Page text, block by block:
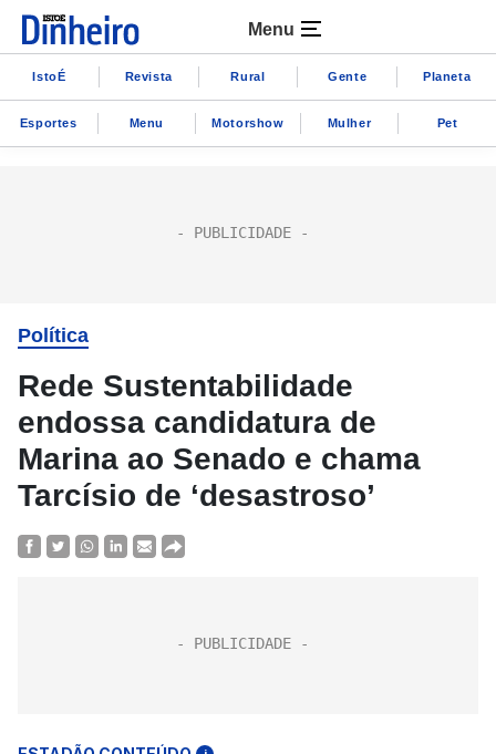
Menu
IstoÉ Revista Rural Gente Planeta
Esportes Menu Motorshow Mulher Pet
Política
Rede Sustentabilidade
endossa candidatura de
Marina ao Senado e chama
Tarcísio de ‘desastroso’